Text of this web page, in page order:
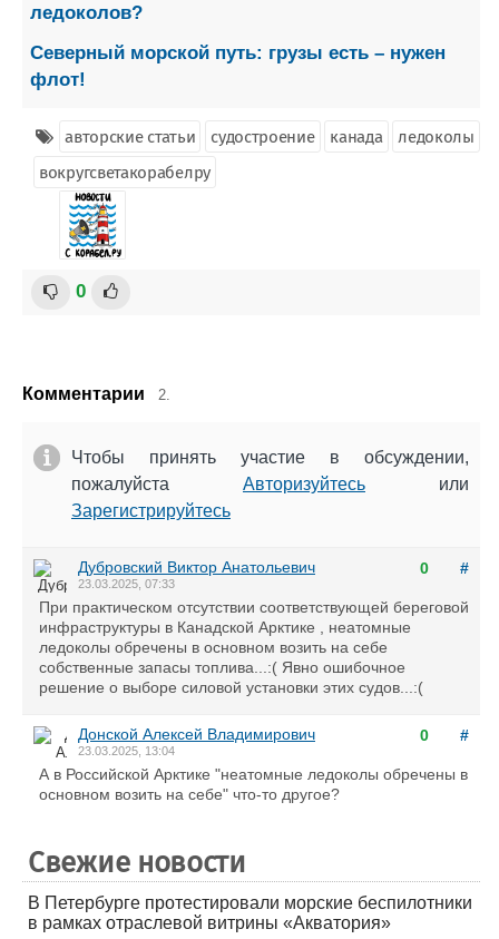
ледоколов?
Северный морской путь: грузы есть – нужен
флот!
авторские статьи судостроение канада
ледоколы
вокругсветакорабелру
0
Комментарии 2.
Чтобы принять участие в обсуждении,
пожалуйста Авторизуйтесь или
Зарегистрируйтесь
0 #
Дубровский Виктор Анатольевич
23.03.2025, 07:33
При практическом отсутствии соответствующей береговой
инфраструктуры в Канадской Арктике , неатомные
ледоколы обречены в основном возить на себе
собственные запасы топлива...:( Явно ошибочное
решение о выборе силовой установки этих судов...:(
0 #
Донской Алексей Владимирович
23.03.2025, 13:04
А в Российской Арктике "неатомные ледоколы обречены в
основном возить на себе" что-то другое?
Свежие новости
В Петербурге протестировали морские беспилотники
в рамках отраслевой витрины «Акватория»